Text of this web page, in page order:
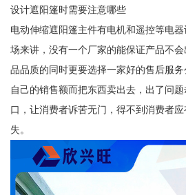
设计遮阳篷时需要注意哪些
电动伸缩遮阳篷主件有电机和遥控等电
场来讲，没有一个厂家的能保证产品不
品品质的同时更要选择一家好的售后服
自己的销售额而把东西卖出去，出了问
口，让消费者诉苦无门，得不到消费者
失。